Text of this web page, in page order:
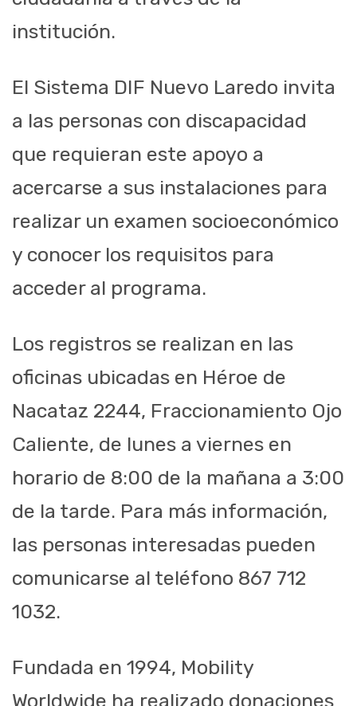
institución.
El Sistema DIF Nuevo Laredo invita
a las personas con discapacidad
que requieran este apoyo a
acercarse a sus instalaciones para
realizar un examen socioeconómico
y conocer los requisitos para
acceder al programa.
Los registros se realizan en las
oficinas ubicadas en Héroe de
Nacataz 2244, Fraccionamiento Ojo
Caliente, de lunes a viernes en
horario de 8:00 de la mañana a 3:00
de la tarde. Para más información,
las personas interesadas pueden
comunicarse al teléfono 867 712
1032.
Fundada en 1994, Mobility
Worldwide ha realizado donaciones